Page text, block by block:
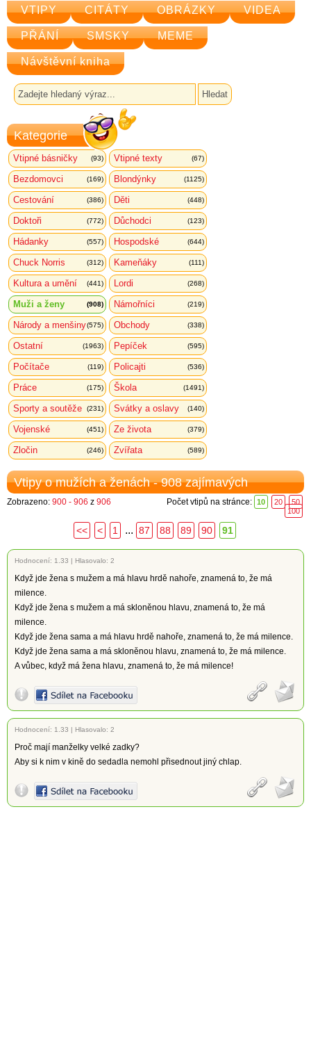
VTIPY CITÁTY OBRÁZKY VIDEA
PŘÁNÍ SMSKY MEME
Návštěvní kniha
Kategorie
Vtipné básničky (93) Vtipné texty (67)
Bezdomovci (169) Blondýnky (1125)
Cestování (386) Děti (448)
Doktoři (772) Důchodci (123)
Hádanky (557) Hospodské (644)
Chuck Norris (312) Kameňáky (111)
Kultura a umění (441) Lordi (268)
Muži a ženy (908) Námořníci (219)
Národy a menšiny(575) Obchody (338)
Ostatní (1963) Pepíček (595)
Počítače (119) Policajti (536)
Práce (175) Škola (1491)
Sporty a soutěže (231) Svátky a oslavy (140)
Vojenské (451) Ze života (379)
Zločin (246) Zvířata (589)
Vtipy o mužích a ženách - 908 zajímavých
Zobrazeno: 900 - 906 z 906 Počet vtipů na stránce: 10 20
50
100
<< < 1 ... 87 88 89 90 91
Hodnocení: 1.33 | Hlasovalo: 2
Když jde žena s mužem a má hlavu hrdě nahoře, znamená to, že má
milence.
Když jde žena s mužem a má skloněnou hlavu, znamená to, že má
milence.
Když jde žena sama a má hlavu hrdě nahoře, znamená to, že má milence.
Když jde žena sama a má skloněnou hlavu, znamená to, že má milence.
A vůbec, když má žena hlavu, znamená to, že má milence!
Hodnocení: 1.33 | Hlasovalo: 2
Proč mají manželky velké zadky?
Aby si k nim v kině do sedadla nemohl přisednout jiný chlap.